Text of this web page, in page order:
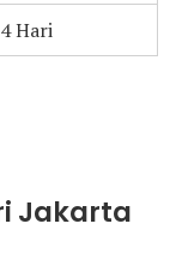
4 Hari
Jakarta